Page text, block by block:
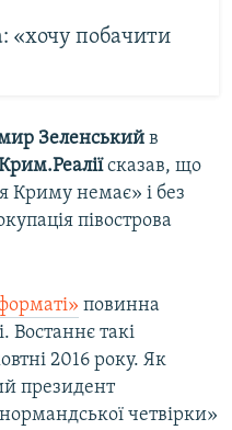
«хочу побачити
Зеленський в
сказав, що
немає» і без
півострова
повинна
Востаннє такі
2016 року. Як
президент
четвірки»